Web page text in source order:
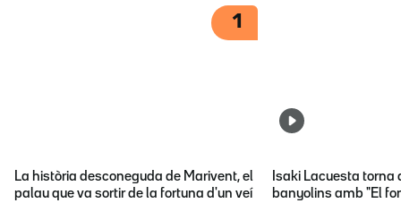
1
La història desconeguda de Marivent, el
palau que va sortir de la fortuna d'un veí
Isaki Lacuesta torna
banyolins amb "El